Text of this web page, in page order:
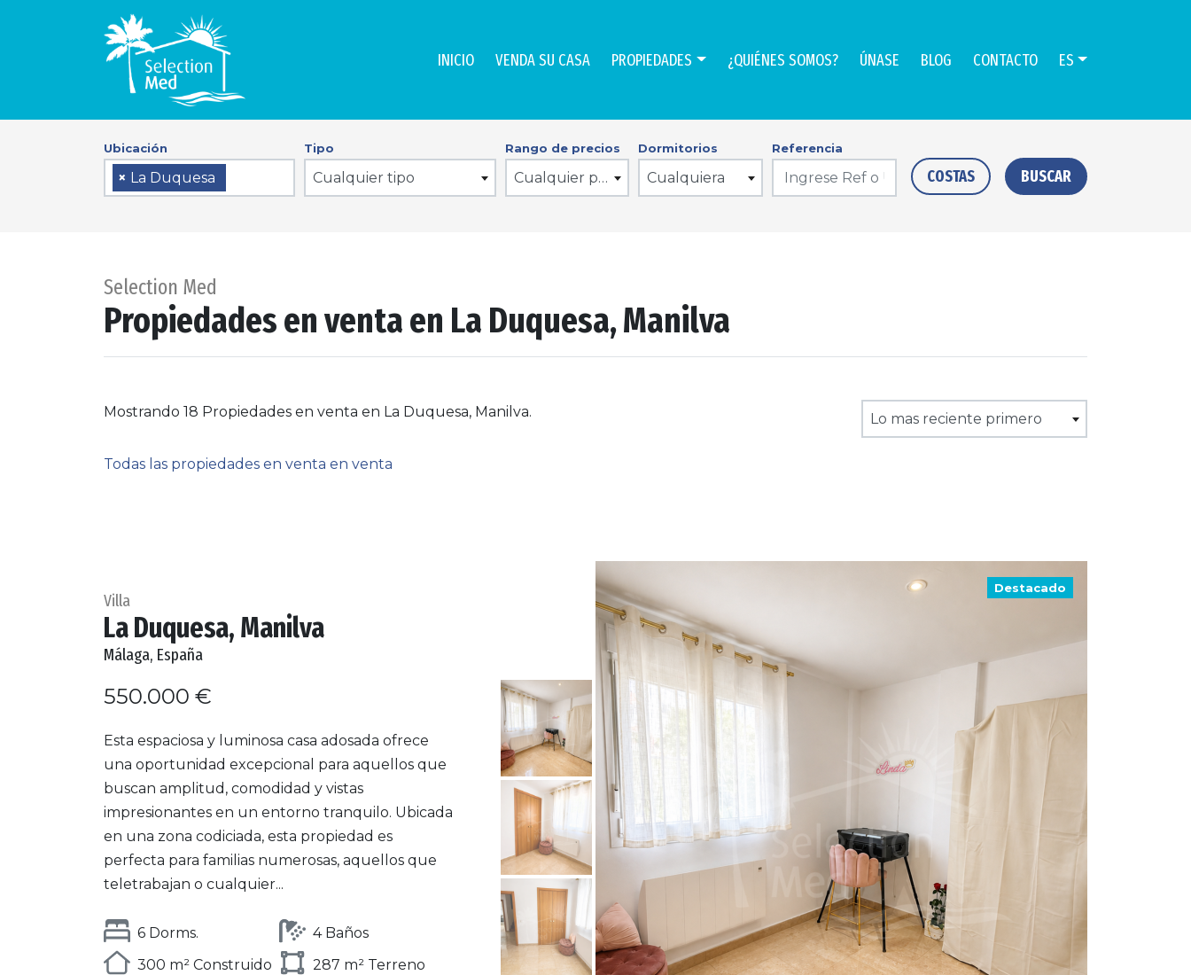
INICIO VENDA SU CASA PROPIEDADES ¿QUIÉNES SOMOS? ÚNASE BLOG CONTACTO ES
Ubicación
× La Duquesa
Tipo
Cualquier tipo
Rango de precios
Cualquier precio
Dormitorios
Cualquiera
Referencia
COSTAS BUSCAR
Selection Med
Propiedades en venta en La Duquesa, Manilva
Mostrando 18 Propiedades en venta en La Duquesa, Manilva. Lo mas reciente primero
Todas las propiedades en venta en venta
Destacado
Villa
La Duquesa, Manilva
Málaga, España
550.000 €
Esta espaciosa y luminosa casa adosada ofrece
una oportunidad excepcional para aquellos que
buscan amplitud, comodidad y vistas
impresionantes en un entorno tranquilo. Ubicada
en una zona codiciada, esta propiedad es
perfecta para familias numerosas, aquellos que
teletrabajan o cualquier...
6 Dorms.
4 Baños
300 m² Construido
287 m² Terreno